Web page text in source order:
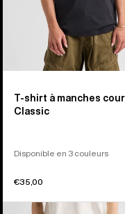
T-shirt à manches
Classic
Disponible en 3 couleurs
€35,00
Burton